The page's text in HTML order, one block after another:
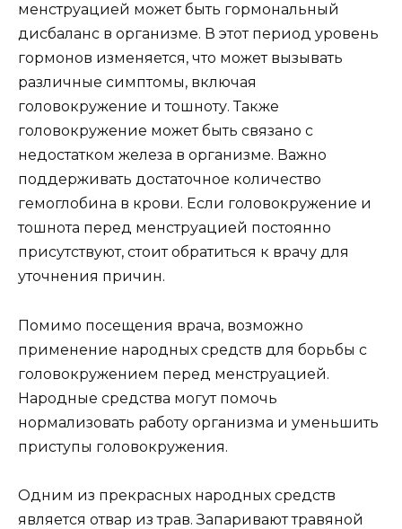
менструацией может быть гормональный
дисбаланс в организме. В этот период уровень
гормонов изменяется, что может вызывать
различные симптомы, включая
головокружение и тошноту. Также
головокружение может быть связано с
недостатком железа в организме. Важно
поддерживать достаточное количество
гемоглобина в крови. Если головокружение и
тошнота перед менструацией постоянно
присутствуют, стоит обратиться к врачу для
уточнения причин.
Помимо посещения врача, возможно
применение народных средств для борьбы с
головокружением перед менструацией.
Народные средства могут помочь
нормализовать работу организма и уменьшить
приступы головокружения.
Одним из прекрасных народных средств
является отвар из трав. Запаривают травяной